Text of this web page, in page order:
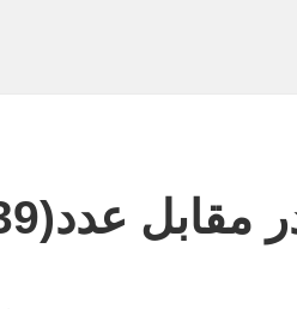
عدد(39)